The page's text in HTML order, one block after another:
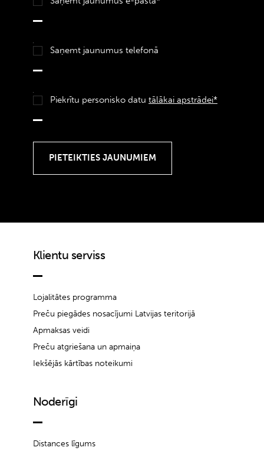
Saņemt jaunumus telefonā
Piekrītu personisko datu tālākai apstrādei*
Klientu serviss
Lojalitātes programma
Preču piegādes nosacījumi Latvijas teritorijā
Apmaksas veidi
Preču atgriešana un apmaiņa
Iekšējās kārtības noteikumi
Noderīgi
Distances līgums